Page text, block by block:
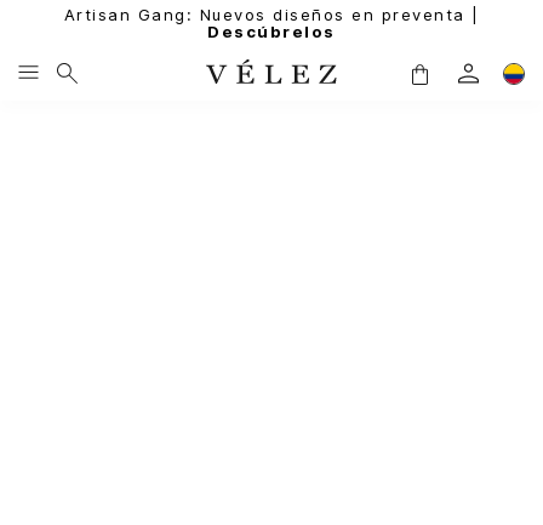
Artisan Gang: Nuevos diseños en preventa |
Descúbrelos